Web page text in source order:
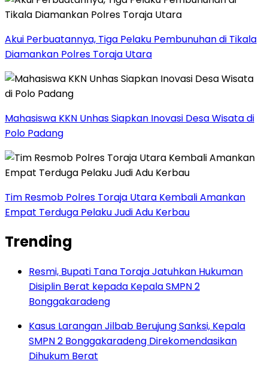
Akui Perbuatannya, Tiga Pelaku Pembunuhan di Tikala
Diamankan Polres Toraja Utara
Mahasiswa KKN Unhas Siapkan Inovasi Desa Wisata di
Polo Padang
Tim Resmob Polres Toraja Utara Kembali Amankan
Empat Terduga Pelaku Judi Adu Kerbau
Trending
Resmi, Bupati Tana Toraja Jatuhkan Hukuman
Disiplin Berat kepada Kepala SMPN 2
Bonggakaradeng
Kasus Larangan Jilbab Berujung Sanksi, Kepala
SMPN 2 Bonggakaradeng Direkomendasikan
Dihukum Berat